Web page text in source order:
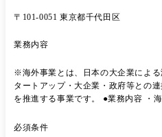
〒101-0051 東京都千代田区
業務内容
※海外事業とは、日本の大企業によ
タートアップ・大企業・政府等との
を推進する事業です。 ●業務内容 ・
ションプロジェクトの企画・設計、
必須条件